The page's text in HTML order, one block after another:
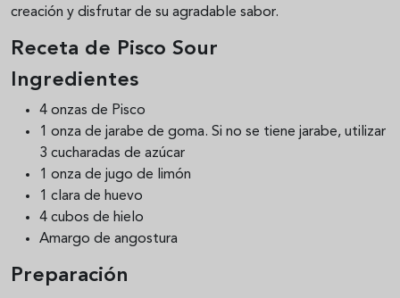
creación y disfrutar de su agradable sabor.
Receta de Pisco Sour
Ingredientes
4 onzas de Pisco
1 onza de jarabe de goma. Si no se tiene jarabe, utilizar
3 cucharadas de azúcar
1 onza de jugo de limón
1 clara de huevo
4 cubos de hielo
Amargo de angostura
Preparación